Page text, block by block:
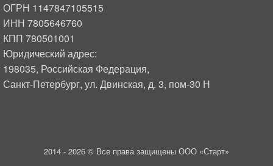
ОГРН 1147847105515
ИНН 7805646760
КПП 780501001
Юридический адрес:
198035, Российская Федерация,
Санкт-Петербург, ул. Двинская, д. 3, пом-30 Н
2014 - 2026 © Все права защищены ООО «Старт»